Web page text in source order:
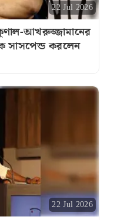
22 Jul 2026
আখরুজ্জামানের
সাসপেন্ড করলেন
22 Jul 2026